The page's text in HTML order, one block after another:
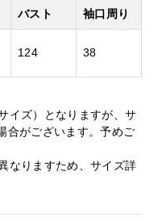
バスト 袖口周り
124 38
イズ）となりますが、サ
合がございます。予めご
なりますため、サイズ詳